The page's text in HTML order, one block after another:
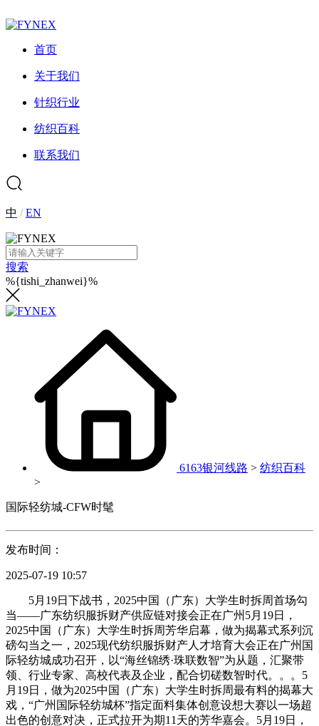
首页
关于我们
针织行业
纺织百科
联系我们
中 /EN
搜索
%{tishi_zhanwei}%
6163银河线路 > 纺织百科
>
国际轻纺城-CFW时髦
发布时间：
2025-07-19 10:57
5月19日下战书，2025中国（广东）大学生时拆周首场勾
当——广东纺织服拆财产供应链对接会正在广州5月19日，
2025中国（广东）大学生时拆周芳华启幕，做为揭幕式系列沉
磅勾当之一，2025现代纺织服拆财产人才培育大会正在广州国
际轻纺城成功召开，以“海丝锦绣·珠联数智”为从题，汇聚带
领、行业专家、高校代表及企业，配合切磋数智时代。。。5
月19日，做为2025中国（广东）大学生时拆周最有料的揭幕大
戏，“广州国际轻纺城杯”指定面料集体创意设想大赛以一场超
出色的创意对决，正式拉开为期11天的芳华嘉会。5月19日，